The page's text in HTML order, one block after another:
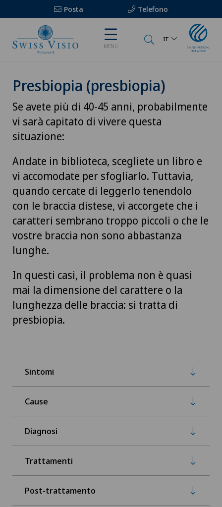
Posta Telefono
MENU
IT
Presbiopia (presbiopia)
Se avete più di 40-45 anni, probabilmente
vi sarà capitato di vivere questa
situazione:
Andate in biblioteca, scegliete un libro e
vi accomodate per sfogliarlo. Tuttavia,
quando cercate di leggerlo tenendolo
con le braccia distese, vi accorgete che i
caratteri sembrano troppo piccoli o che le
vostre braccia non sono abbastanza
lunghe.
In questi casi, il problema non è quasi
mai la dimensione del carattere o la
lunghezza delle braccia: si tratta di
presbiopia.
Sintomi
Cause
Diagnosi
Trattamenti
Post-trattamento